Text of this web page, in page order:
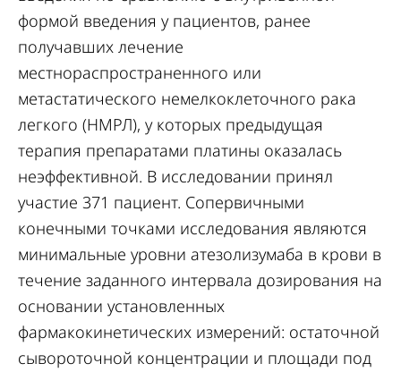
формой введения у пациентов, ранее
получавших лечение
местнораспространенного или
метастатического немелкоклеточного рака
легкого (НМРЛ), у которых предыдущая
терапия препаратами платины оказалась
неэффективной. В исследовании принял
участие 371 пациент. Сопервичными
конечными точками исследования являются
минимальные уровни атезолизумаба в крови в
течение заданного интервала дозирования на
основании установленных
фармакокинетических измерений: остаточной
сывороточной концентрации и площади под